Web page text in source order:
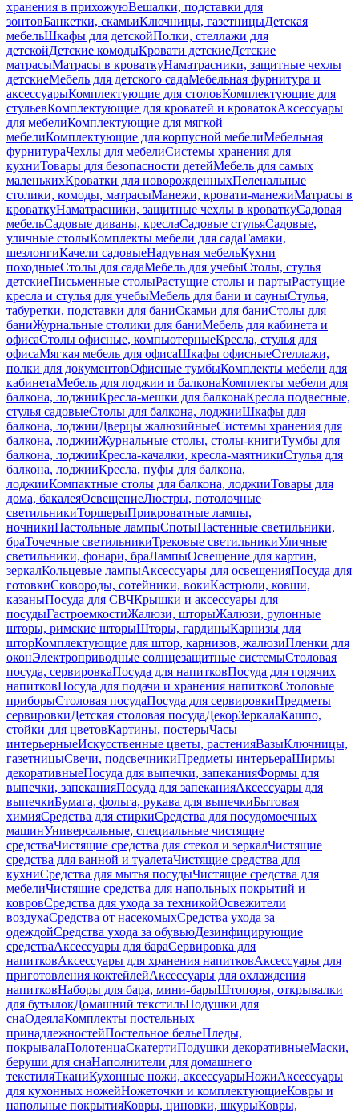
хранения в прихожуюВешалки, подставки для
зонтовБанкетки, скамьиКлючницы, газетницыДетская
мебельШкафы для детскойПолки, стеллажи для
детскойДетские комодыКровати детскиеДетские
матрасыМатрасы в кроваткуНаматрасники, защитные чехлы
детскиеМебель для детского садаМебельная фурнитура и
аксессуарыКомплектующие для столовКомплектующие для
стульевКомплектующие для кроватей и кроватокАксессуары
для мебелиКомплектующие для мягкой
мебелиКомплектующие для корпусной мебелиМебельная
фурнитураЧехлы для мебелиСистемы хранения для
кухниТовары для безопасности детейМебель для самых
маленькихКроватки для новорожденныхПеленальные
столики, комоды, матрасыМанежи, кровати-манежиМатрасы в
кроваткуНаматрасники, защитные чехлы в кроваткуСадовая
мебельСадовые диваны, креслаСадовые стульяСадовые,
уличные столыКомплекты мебели для садаГамаки,
шезлонгиКачели садовыеНадувная мебельКухни
походныеСтолы для садаМебель для учебыСтолы, стулья
детскиеПисьменные столыРастущие столы и партыРастущие
кресла и стулья для учебыМебель для бани и сауныСтулья,
табуретки, подставки для баниСкамьи для баниСтолы для
баниЖурнальные столики для баниМебель для кабинета и
офисаСтолы офисные, компьютерныеКресла, стулья для
офисаМягкая мебель для офисаШкафы офисныеСтеллажи,
полки для документовОфисные тумбыКомплекты мебели для
кабинетаМебель для лоджии и балконаКомплекты мебели для
балкона, лоджииКресла-мешки для балконаКресла подвесные,
стулья садовыеСтолы для балкона, лоджииШкафы для
балкона, лоджииДверцы жалюзийныеСистемы хранения для
балкона, лоджииЖурнальные столы, столы-книгиТумбы для
балкона, лоджииКресла-качалки, кресла-маятникиСтулья для
балкона, лоджииКресла, пуфы для балкона,
лоджииКомпактные столы для балкона, лоджииТовары для
дома, бакалеяОсвещениеЛюстры, потолочные
светильникиТоршерыПрикроватные лампы,
ночникиНастольные лампыСпотыНастенные светильники,
браТочечные светильникиТрековые светильникиУличные
светильники, фонари, браЛампыОсвещение для картин,
зеркалКольцевые лампыАксессуары для освещенияПосуда для
готовкиСковороды, сотейники, вокиКастрюли, ковши,
казаныПосуда для СВЧКрышки и аксессуары для
посудыГастроемкостиЖалюзи, шторыЖалюзи, рулонные
шторы, римские шторыШторы, гардиныКарнизы для
шторКомплектующие для штор, карнизов, жалюзиПленки для
оконЭлектроприводные солнцезащитные системыСтоловая
посуда, сервировкаПосуда для напитковПосуда для горячих
напитковПосуда для подачи и хранения напитковСтоловые
приборыСтоловая посудаПосуда для сервировкиПредметы
сервировкиДетская столовая посудаДекорЗеркалаКашпо,
стойки для цветовКартины, постерыЧасы
интерьерныеИскусственные цветы, растенияВазыКлючницы,
газетницыСвечи, подсвечникиПредметы интерьераШирмы
декоративныеПосуда для выпечки, запеканияФормы для
выпечки, запеканияПосуда для запеканияАксессуары для
выпечкиБумага, фольга, рукава для выпечкиБытовая
химияСредства для стиркиСредства для посудомоечных
машинУниверсальные, специальные чистящие
средстваЧистящие средства для стекол и зеркалЧистящие
средства для ванной и туалетаЧистящие средства для
кухниСредства для мытья посудыЧистящие средства для
мебелиЧистящие средства для напольных покрытий и
ковровСредства для ухода за техникойОсвежители
воздухаСредства от насекомыхСредства ухода за
одеждойСредства ухода за обувьюДезинфицирующие
средстваАксессуары для бараСервировка для
напитковАксессуары для хранения напитковАксессуары для
приготовления коктейлейАксессуары для охлаждения
напитковНаборы для бара, мини-барыШтопоры, открывалки
для бутылокДомашний текстильПодушки для
снаОдеялаКомплекты постельных
принадлежностейПостельное бельеПледы,
покрывалаПолотенцаСкатертиПодушки декоративныеМаски,
беруши для снаНаполнители для домашнего
текстиляТканиКухонные ножи, аксессуарыНожиАксессуары
для кухонных ножейНожеточки и комплектующиеКовры и
напольные покрытияКовры, циновки, шкурыКовры,